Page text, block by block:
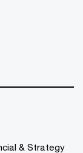
& Strategy